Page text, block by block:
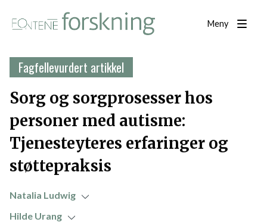
Meny
Fagfellevurdert artikkel
Sorg og sorgprosesser hos
personer med autisme:
Tjenesteyteres erfaringer og
støttepraksis
Natalia Ludwig
Hilde Urang